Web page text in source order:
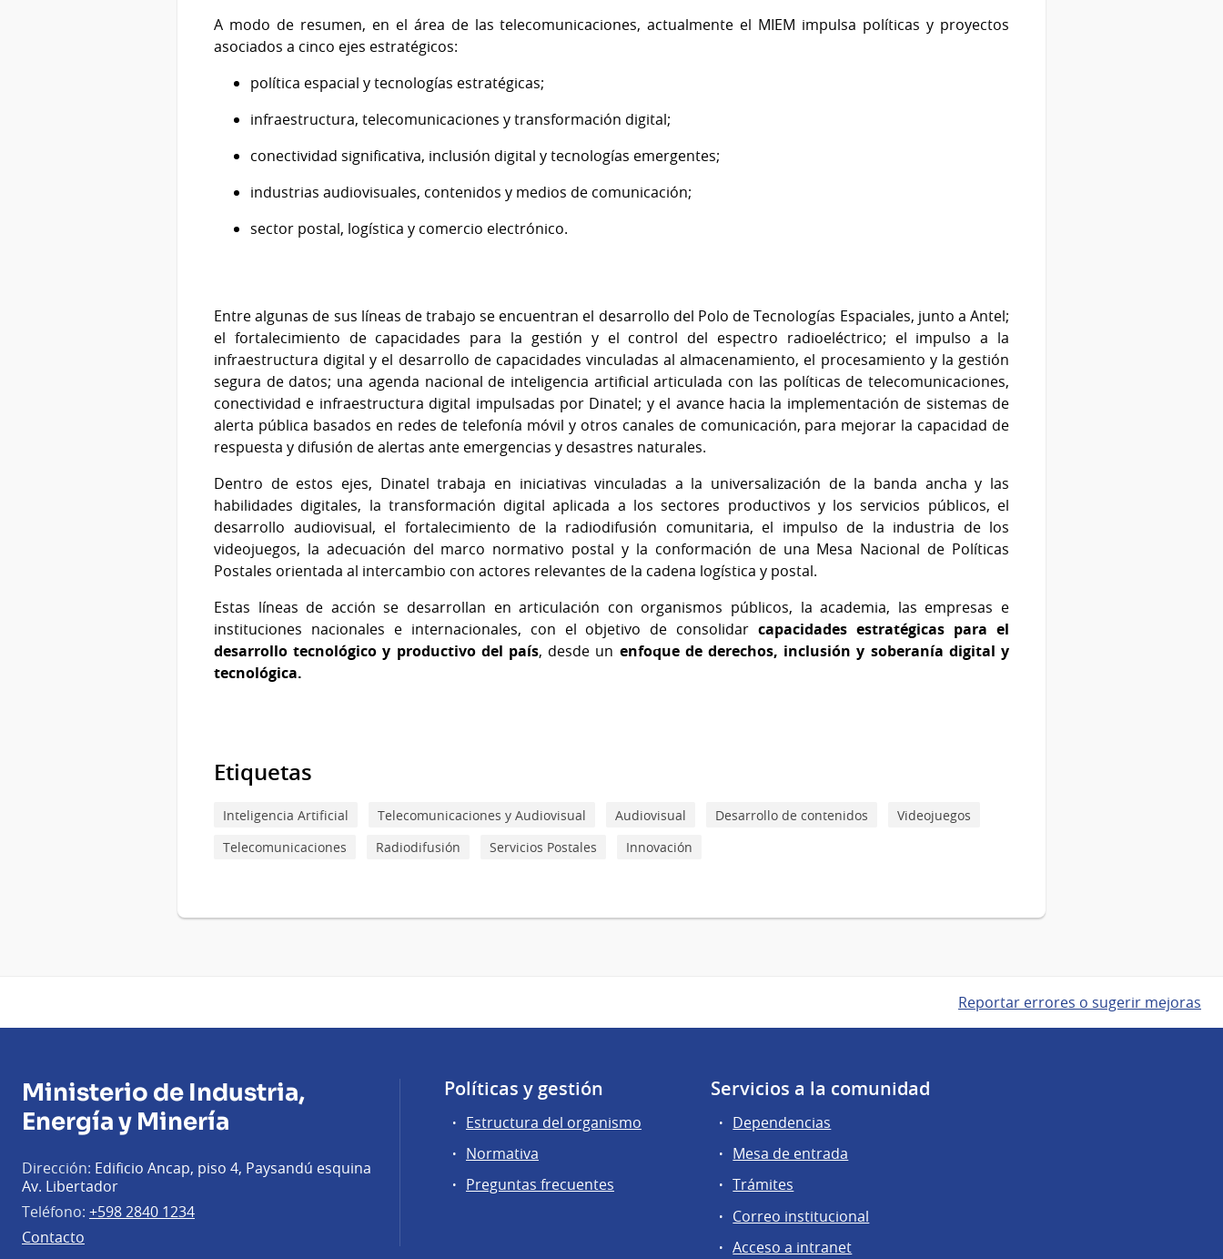
A modo de resumen, en el área de las telecomunicaciones, actualmente el MIEM impulsa políticas y proyectos
asociados a cinco ejes estratégicos:
política espacial y tecnologías estratégicas;
infraestructura, telecomunicaciones y transformación digital;
conectividad significativa, inclusión digital y tecnologías emergentes;
industrias audiovisuales, contenidos y medios de comunicación;
sector postal, logística y comercio electrónico.
Entre algunas de sus líneas de trabajo se encuentran el desarrollo del Polo de Tecnologías Espaciales, junto a Antel;
el fortalecimiento de capacidades para la gestión y el control del espectro radioeléctrico; el impulso a la
infraestructura digital y el desarrollo de capacidades vinculadas al almacenamiento, el procesamiento y la gestión
segura de datos; una agenda nacional de inteligencia artificial articulada con las políticas de telecomunicaciones,
conectividad e infraestructura digital impulsadas por Dinatel; y el avance hacia la implementación de sistemas de
alerta pública basados en redes de telefonía móvil y otros canales de comunicación, para mejorar la capacidad de
respuesta y difusión de alertas ante emergencias y desastres naturales.
Dentro de estos ejes, Dinatel trabaja en iniciativas vinculadas a la universalización de la banda ancha y las
habilidades digitales, la transformación digital aplicada a los sectores productivos y los servicios públicos, el
desarrollo audiovisual, el fortalecimiento de la radiodifusión comunitaria, el impulso de la industria de los
videojuegos, la adecuación del marco normativo postal y la conformación de una Mesa Nacional de Políticas
Postales orientada al intercambio con actores relevantes de la cadena logística y postal.
Estas líneas de acción se desarrollan en articulación con organismos públicos, la academia, las empresas e
instituciones nacionales e internacionales, con el objetivo de consolidarcapacidades estratégicas para el
desarrollo tecnológico y productivo del país, desde un enfoque de derechos, inclusión y soberanía digital y
tecnológica.
Etiquetas
Inteligencia Artificial Telecomunicaciones y Audiovisual Audiovisual Desarrollo de contenidos
Videojuegos
Telecomunicaciones
Radiodifusión Servicios Postales Innovación
Reportar errores o sugerir mejoras
Ministerio de Industria,
Energía y Minería
Dirección: Edificio Ancap, piso 4, Paysandú esquina
Av. Libertador
Teléfono: +598 2840 1234
Contacto
Políticas y gestión
Estructura del organismo
Normativa
Preguntas frecuentes
Servicios a la comunidad
Dependencias
Mesa de entrada
Trámites
Correo institucional
Acceso a intranet